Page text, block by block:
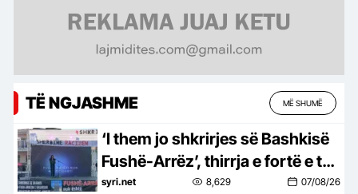
TË NGJASHME MË SHUMË
‘I them jo shkrirjes së Bashkisë
Fushë-Arrëz’, thirrja e fortë e të
resë: Mos na detyroni të
syri.net 8,629 07/08/26